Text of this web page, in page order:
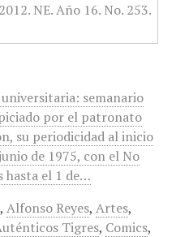
semanario
por el patronato
su periodicidad al inicio
de 1975, con el No
hasta el 1 de…
, Alfonso Reyes, Artes,
Tigres, Comics,